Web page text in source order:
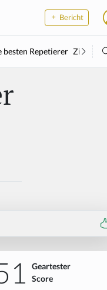
Bericht
besten Repetierer Zielstock
Geartester
Score